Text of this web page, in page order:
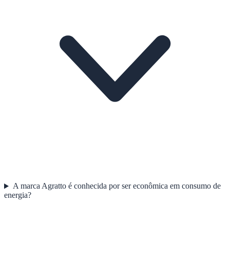
A marca Agratto é conhecida por ser econômica em consumo de
energia?